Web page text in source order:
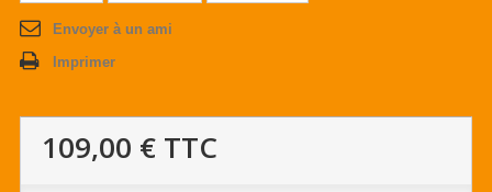
Envoyer à un ami
Imprimer
109,00 € TTC